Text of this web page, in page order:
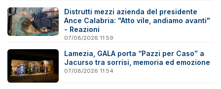
Distrutti mezzi azienda del presidente
Ance Calabria: "Atto vile, andiamo avanti"
- Reazioni
07/08/2026 11:59
Lamezia, GALA porta “Pazzi per Caso” a
Jacurso tra sorrisi, memoria ed emozione
07/08/2026 11:54